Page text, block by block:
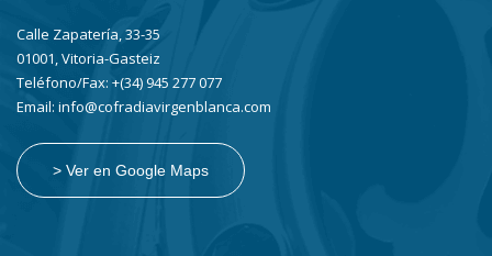
Calle Zapatería, 33-35
01001, Vitoria-Gasteiz
Teléfono/Fax: +(34) 945 277 077
Email: info@cofradiavirgenblanca.com
> Ver en Google Maps